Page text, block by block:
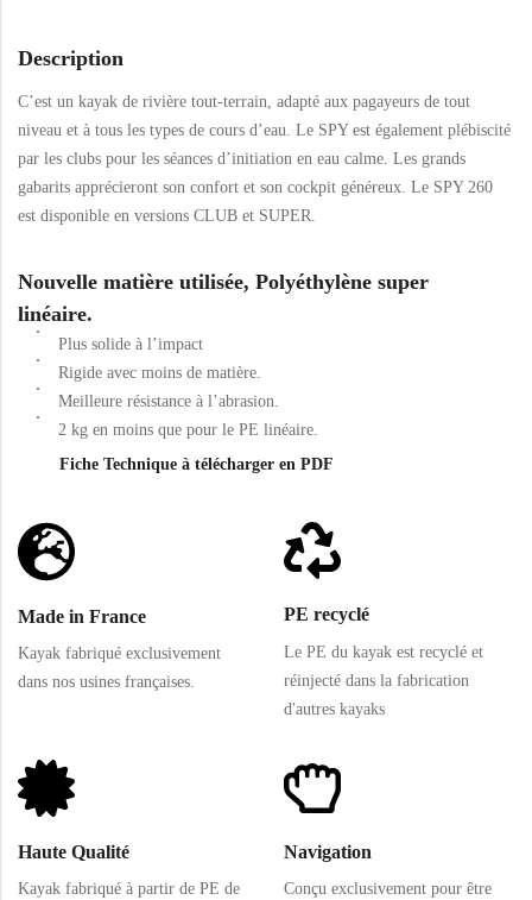
Description
C’est un kayak de rivière tout-terrain, adapté aux pagayeurs de tout
niveau et à tous les types de cours d’eau. Le SPY est également plébiscité
par les clubs pour les séances d’initiation en eau calme. Les grands
gabarits apprécieront son confort et son cockpit généreux. Le SPY 260
est disponible en versions CLUB et SUPER.
Nouvelle matière utilisée, Polyéthylène super
linéaire.
Plus solide à l’impact
Rigide avec moins de matière.
Meilleure résistance à l’abrasion.
2 kg en moins que pour le PE linéaire.
Fiche Technique à télécharger en PDF
Made in France
Kayak fabriqué exclusivement
dans nos usines françaises.
PE recyclé
Le PE du kayak est recyclé et
réinjecté dans la fabrication
d'autres kayaks
Haute Qualité
Kayak fabriqué à partir de PE de
Navigation
Conçu exclusivement pour être